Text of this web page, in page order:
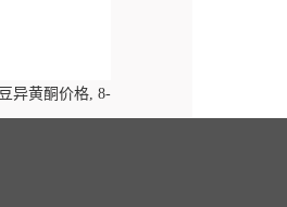
异黄酮价格, 8-
CAS号:125002-91-7